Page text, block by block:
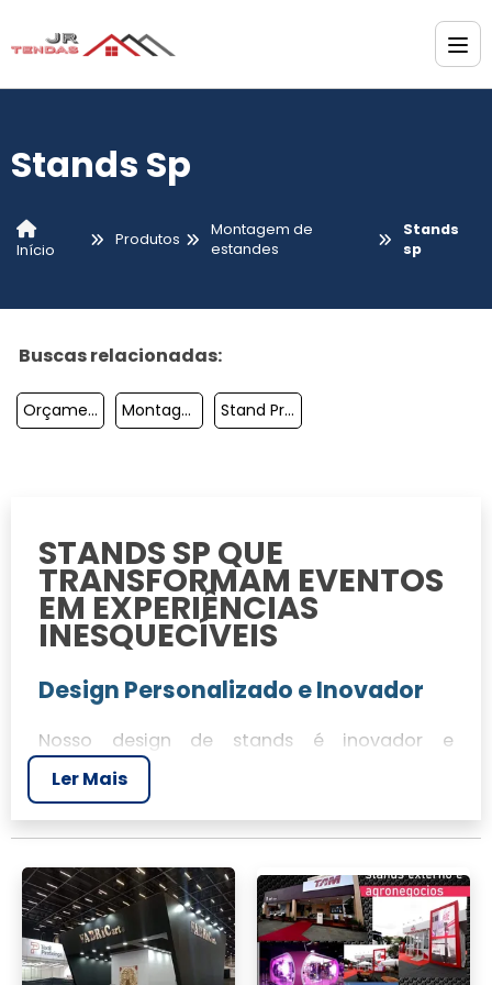
Stands Sp
Início
Produtos
Montagem de
estandes
Stands
sp
Buscas relacionadas:
Orçamento Stand Feira Montagem De Stands Para Eventos Stand Promocional
STANDS SP QUE
TRANSFORMAM EVENTOS
EM EXPERIÊNCIAS
INESQUECÍVEIS
Design Personalizado e Inovador
Nosso design de stands é inovador e
personalizado, permitindo que as ideias dos
clientes se transformem em realidade. Com
JR Tendas, cada estande é projetado para se
Construção Precisa e Detalhada
A construção de estandes é realizada com
precisão, garantindo que cada detalhe seja
Ler Mais